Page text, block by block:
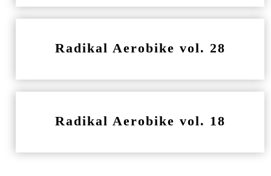
Radikal Aerobike vol. 28
Radikal Aerobike vol. 18